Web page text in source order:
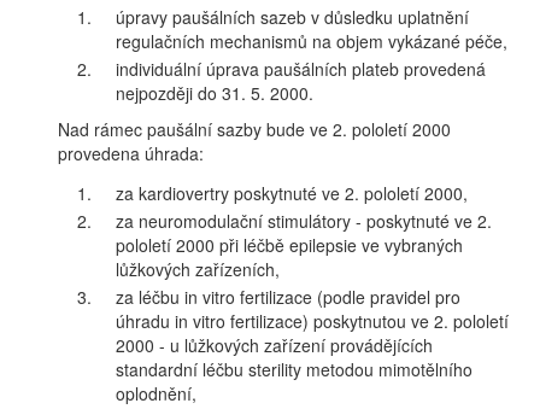
1.
úpravy paušálních sazeb v důsledku uplatnění
regulačních mechanismů na objem vykázané péče,
2.
individuální úprava paušálních plateb provedená
nejpozději do 31. 5. 2000.
Nad rámec paušální sazby bude ve 2. pololetí 2000
provedena úhrada:
1.
za kardiovertry poskytnuté ve 2. pololetí 2000,
2.
za neuromodulační stimulátory - poskytnuté ve 2.
pololetí 2000 při léčbě epilepsie ve vybraných
lůžkových zařízeních,
3.
za léčbu in vitro fertilizace (podle pravidel pro
úhradu in vitro fertilizace) poskytnutou ve 2. pololetí
2000 - u lůžkových zařízení provádějících
standardní léčbu sterility metodou mimotělního
oplodnění,